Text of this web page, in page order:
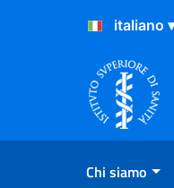
Salta al Contenuto
Salta al Footer
Chi siamo